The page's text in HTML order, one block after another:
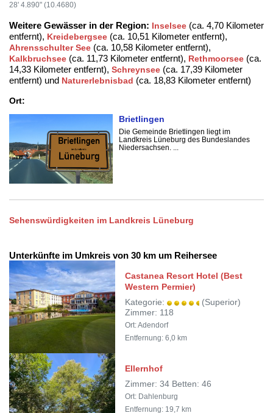
28' 4.890" (10.4680)
Weitere Gewässer in der Region: Inselsee (ca. 4,70 Kilometer
entfernt), Kreidebergsee (ca. 10,51 Kilometer entfernt),
Ahrensschulter See (ca. 10,58 Kilometer entfernt),
Kalkbruchsee (ca. 11,73 Kilometer entfernt), Rethmoorsee (ca.
14,33 Kilometer entfernt), Schreynsee (ca. 17,39 Kilometer
entfernt) und Naturerlebnisbad (ca. 18,83 Kilometer entfernt)
Ort:
Brietlingen
Die Gemeinde Brietlingen liegt im
Landkreis Lüneburg des Bundeslandes
Niedersachsen. ...
Sehenswürdigkeiten im Landkreis Lüneburg
Unterkünfte im Umkreis von 30 km um Reihersee
Castanea Resort Hotel (Best
Western Permier)
Kategorie:
(Superior)
Zimmer: 118
Ort: Adendorf
Entfernung: 6,0 km
Ellernhof
Zimmer: 34 Betten: 46
Ort: Dahlenburg
Entfernung: 19,7 km